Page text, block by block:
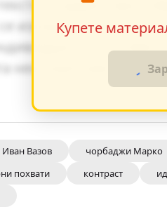
създават ярки
изгражда чрез
ненатрапчиво в
Купете
Иван Вазов чорбаджи Марко
похвати контраст